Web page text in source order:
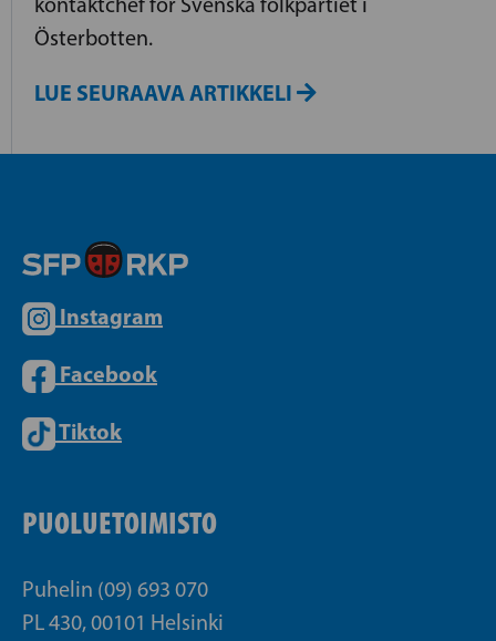
Österbotten.
LUE SEURAAVA ARTIKKELI
Instagram
Facebook
Tiktok
PUOLUETOIMISTO
Puhelin (09) 693 070
PL 430, 00101 Helsinki